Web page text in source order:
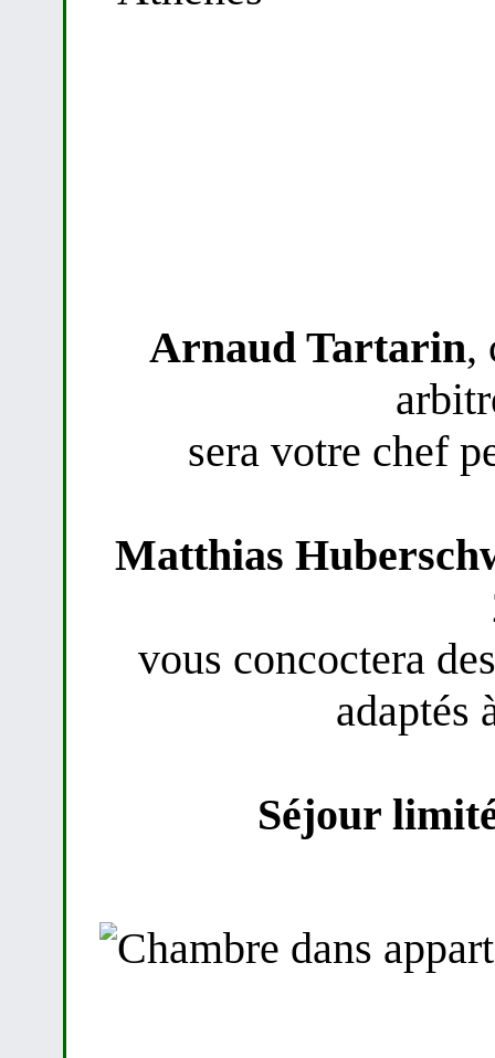
Arnaud Tartarin,
sera votre chef
Matthias
vous concoctera
adaptés
Séjour